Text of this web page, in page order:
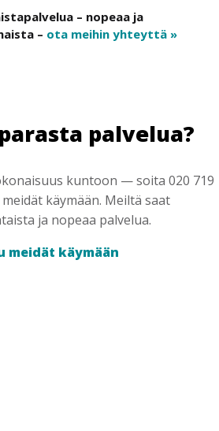
– nopeaa ja
– ota meihin yhteyttä »
palvelua?
kuntoon — soita 020 719
käymään. Meiltä saat
ja nopeaa palvelua.
meidät käymään